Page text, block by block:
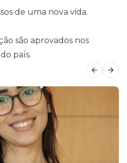
de uma nova vida.
são aprovados nos
país.